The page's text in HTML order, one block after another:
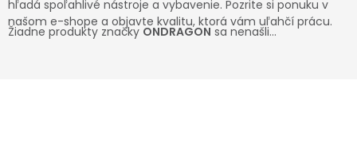
Doprava a platba Váš zákaznícky účet
hľadá spoľahlivé nástroje a vybavenie. Pozrite si ponuku v
našom e-shope a objavte kvalitu, ktorá vám uľahčí prácu.
Žiadne produkty značky ONDRAGON sa nenašli...